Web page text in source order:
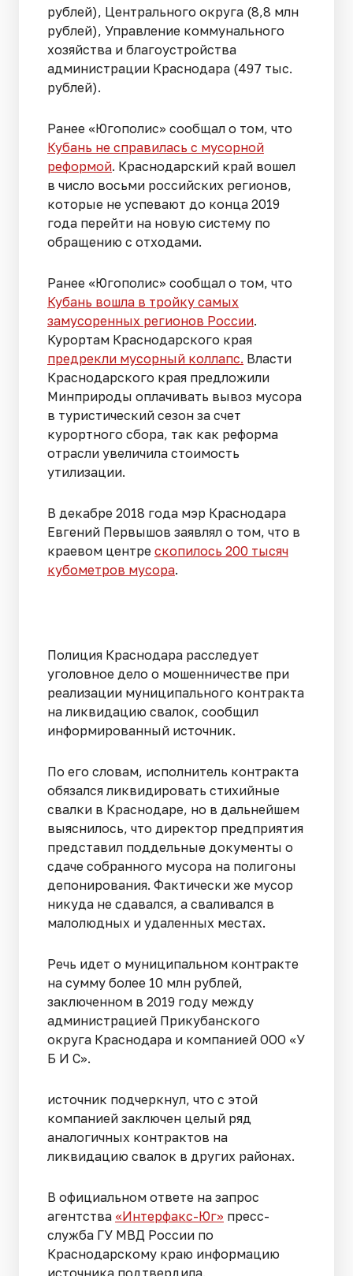
рублей), Центрального округа (8,8 млн
рублей), Управление коммунального
хозяйства и благоустройства
администрации Краснодара (497 тыс.
рублей).
Ранее «Югополис» сообщал о том, что
Кубань не справилась с мусорной
реформой. Краснодарский край вошел
в число восьми российских регионов,
которые не успевают до конца 2019
года перейти на новую систему по
обращению с отходами.
Ранее «Югополис» сообщал о том, что
Кубань вошла в тройку самых
замусоренных регионов России.
Курортам Краснодарского края
предрекли мусорный коллапс. Власти
Краснодарского края предложили
Минприроды оплачивать вывоз мусора
в туристический сезон за счет
курортного сбора, так как реформа
отрасли увеличила стоимость
утилизации.
В декабре 2018 года мэр Краснодара
Евгений Первышов заявлял о том, что в
краевом центре скопилось 200 тысяч
кубометров мусора.
Полиция Краснодара расследует
уголовное дело о мошенничестве при
реализации муниципального контракта
на ликвидацию свалок, сообщил
информированный источник.
По его словам, исполнитель контракта
обязался ликвидировать стихийные
свалки в Краснодаре, но в дальнейшем
выяснилось, что директор предприятия
представил поддельные документы о
сдаче собранного мусора на полигоны
депонирования. Фактически же мусор
никуда не сдавался, а сваливался в
малолюдных и удаленных местах.
Речь идет о муниципальном контракте
на сумму более 10 млн рублей,
заключенном в 2019 году между
администрацией Прикубанского
округа Краснодара и компанией ООО «У
Б И С».
источник подчеркнул, что с этой
компанией заключен целый ряд
аналогичных контрактов на
ликвидацию свалок в других районах.
В официальном ответе на запрос
агентства «Интерфакс-Юг» пресс-
служба ГУ МВД России по
Краснодарскому краю информацию
источника подтвердила.